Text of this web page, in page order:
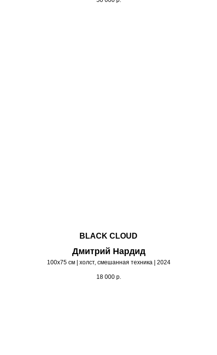
BLACK CLOUD
Дмитрий Нардид
100х75 см | холст, смешанная техника | 2024
18 000 р.